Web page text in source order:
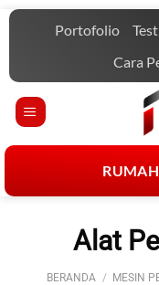
Skip
Portofolio
Cara
Alat
BERANDA / MESIN